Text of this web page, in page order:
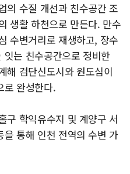
의 수질 개선과 친수공간 조
생활 하천으로 만든다. 만수
수변거리로 재생하고, 장수
는 친수공간으로 정비한
해 검단신도시와 원도심이
로 완성한다.
구 학익유수지 및 계양구 서
통해 인천 전역의 수변 가